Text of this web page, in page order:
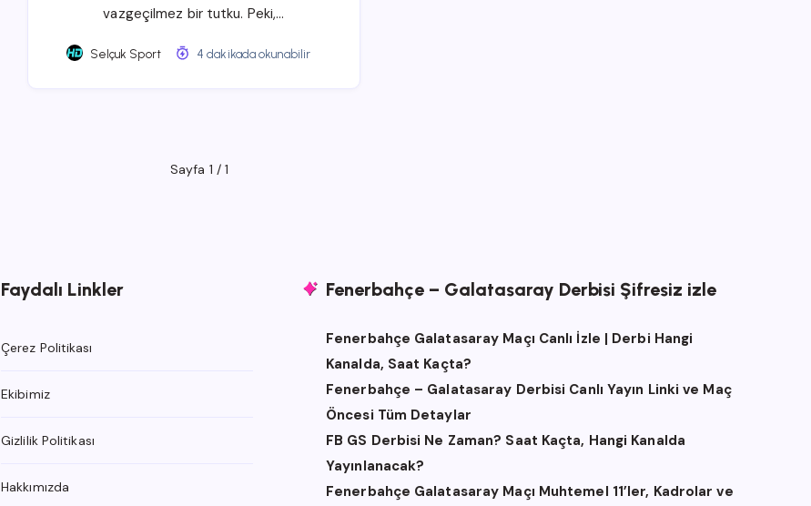
vazgeçilmez bir tutku. Peki,…
Selçuk Sport 4 dakikada okunabilir
Sayfa 1 / 1
Faydalı Linkler
Çerez Politikası
Ekibimiz
Gizlilik Politikası
Hakkımızda
Fenerbahçe – Galatasaray Derbisi Şifresiz izle
Fenerbahçe Galatasaray Maçı Canlı İzle | Derbi Hangi
Kanalda, Saat Kaçta?
Fenerbahçe – Galatasaray Derbisi Canlı Yayın Linki ve Maç
Öncesi Tüm Detaylar
FB GS Derbisi Ne Zaman? Saat Kaçta, Hangi Kanalda
Yayınlanacak?
Fenerbahçe Galatasaray Maçı Muhtemel 11’ler, Kadrolar ve